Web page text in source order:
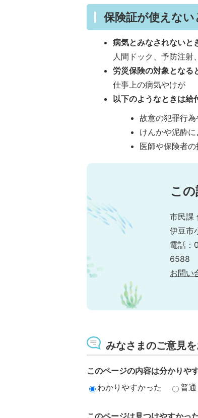
保険証が使えない
病気とみなされないと
人間ドック、予防注射
労災保険の対象となる
仕事上の病気やけが
以下のようなときは給
故意の犯罪行
けんかや泥酔
医師や保険者
こ
市民課
伊豆市
電話
6588
お問い
みなさまのご意見
このページの内容は分かりや
わかりやすかった
普通
このページは見つけやすかっ